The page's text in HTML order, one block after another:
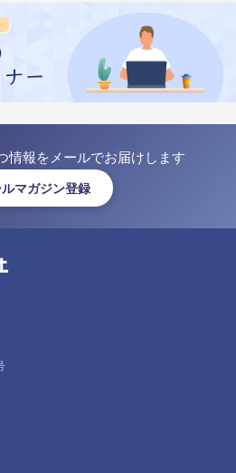
情報をメールでお届けします
ルマガジン登録